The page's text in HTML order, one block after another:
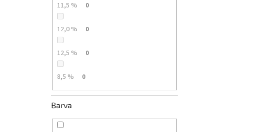
11,5 % 0
12,0 % 0
12,5 % 0
8,5 % 0
Barva